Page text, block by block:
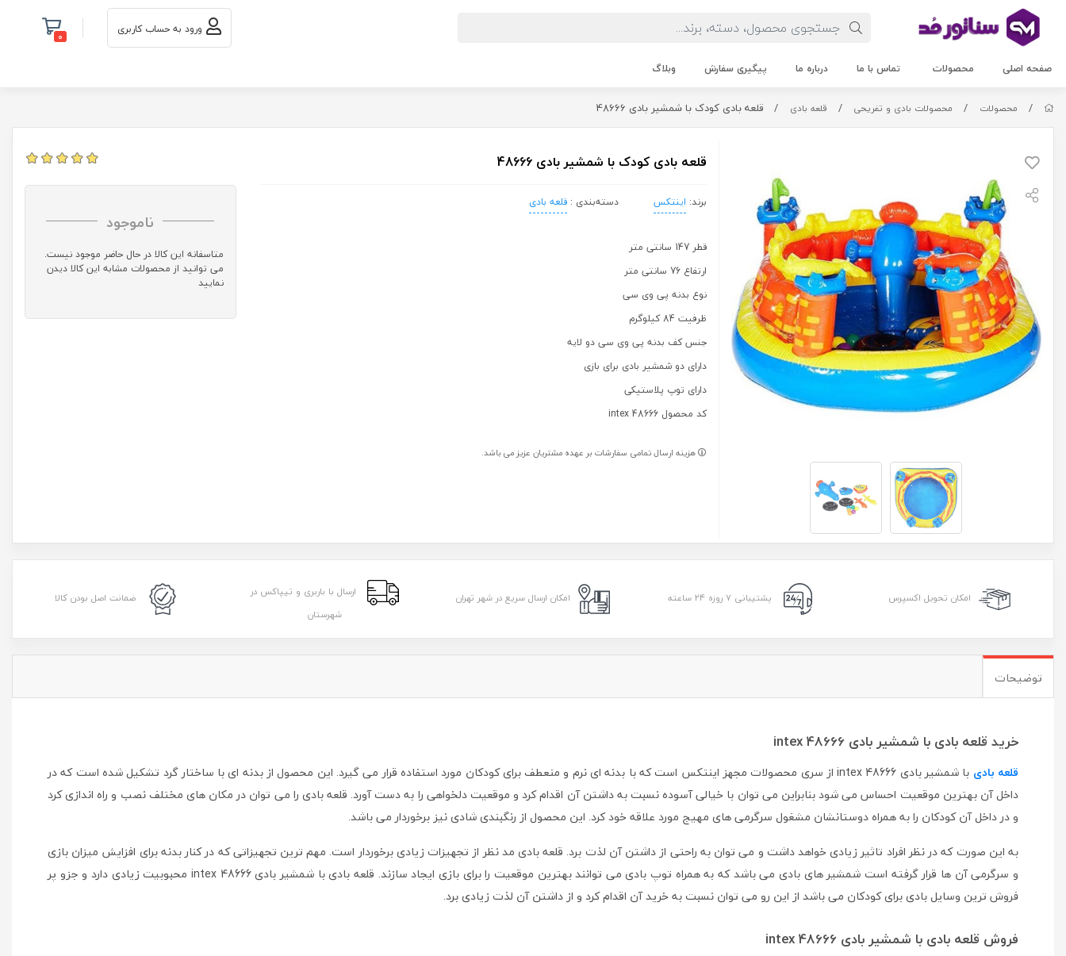
ورود به حساب کاربری 0
صفحه اصلی محصولات تماس با ما درباره ما پیگیری سفارش وبلاگ
/ محصولات / محصولات بادی و تفریحی / قلعه بادی / قلعه بادی کودک با شمشیر بادی 48666
قلعه بادی کودک با شمشیر بادی 48666
برند: اینتکس دسته‌بندی :قلعه بادی
قطر 147 سانتی متر
ارتفاع 76 سانتی متر
نوع بدنه پی وی سی
ظرفیت 84 کیلوگرم
جنس کف بدنه پی وی سی دو لایه
دارای دو شمشیر بادی برای بازی
دارای توپ پلاستیکی
کد محصول intex 48666
هزینه ارسال تمامی سفارشات بر عهده مشتریان عزیز می باشد.
ناموجود
متاسفانه این کالا در حال حاضر موجود نیست.
می توانید از محصولات مشابه این کالا دیدن
نمایید
امکان تحویل اکسپرس پشتیبانی ۷ روزه ۲۴ ساعته امکان ارسال سریع در شهر تهران
ارسال با باربری و تیپاکس در
شهرستان
ضمانت اصل بودن کالا
توضیحات
خرید قلعه بادی با شمشیر بادی intex 48666
قلعه بادی
با شمشیر بادی intex 48666 از سری محصولات مجهز اینتکس است که با بدنه ای نرم و منعطف برای کودکان مورد استفاده قرار می گیرد. این محصول از بدنه ای با ساختار گرد تشکیل شده است که در
داخل آن بهترین موقعیت احساس می شود بنابراین می توان با خیالی آسوده نسبت به داشتن آن اقدام کرد و موقعیت دلخواهی را به دست آورد. قلعه بادی را می توان در مکان های مختلف نصب و راه اندازی کرد
و در داخل آن کودکان را به همراه دوستانشان مشغول سرگرمی های مهیج مورد علاقه خود کرد. این محصول از رنگبندی شادی نیز برخوردار می باشد.
به این صورت که در نظر افراد تاثیر زیادی خواهد داشت و می توان به راحتی از داشتن آن لذت برد. قلعه بادی مد نظر از تجهیزات زیادی برخوردار است. مهم ترین تجهیزاتی که در کنار بدنه برای افزایش میزان بازی
و سرگرمی آن ها قرار گرفته است شمشیر های بادی می باشد که به همراه توپ بادی می توانند بهترین موقعیت را برای بازی ایجاد سازند. قلعه بادی با شمشیر بادی intex 48666 محبوبیت زیادی دارد و جزو پر
فروش ترین وسایل بادی برای کودکان می باشد از این رو می توان نسبت به خرید آن اقدام کرد و از داشتن آن لذت زیادی برد.
فروش قلعه بادی با شمشیر بادی intex 48666